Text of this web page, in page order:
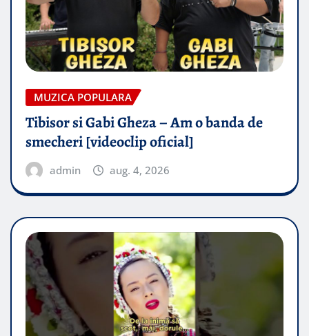
MUZICA POPULARA
Tibisor si Gabi Gheza – Am o banda de
smecheri [videoclip oficial]
admin aug. 4, 2026